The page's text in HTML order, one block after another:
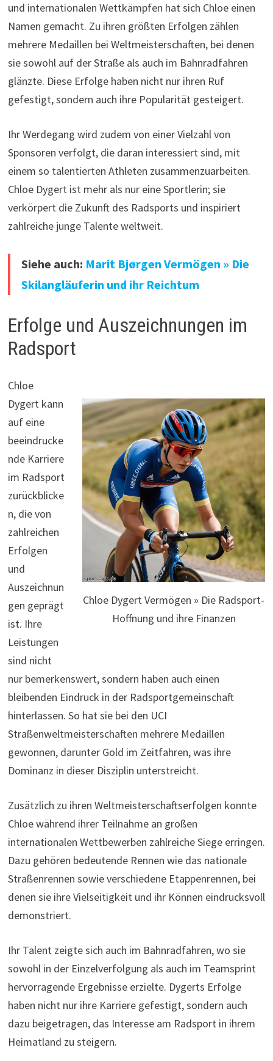
und internationalen Wettkämpfen hat sich Chloe einen
Namen gemacht. Zu ihren größten Erfolgen zählen
mehrere Medaillen bei Weltmeisterschaften, bei denen
sie sowohl auf der Straße als auch im Bahnradfahren
glänzte. Diese Erfolge haben nicht nur ihren Ruf
gefestigt, sondern auch ihre Popularität gesteigert.
Ihr Werdegang wird zudem von einer Vielzahl von
Sponsoren verfolgt, die daran interessiert sind, mit
einem so talentierten Athleten zusammenzuarbeiten.
Chloe Dygert ist mehr als nur eine Sportlerin; sie
verkörpert die Zukunft des Radsports und inspiriert
zahlreiche junge Talente weltweit.
Siehe auch: Marit Bjørgen Vermögen » Die
Skilangläuferin und ihr Reichtum
Erfolge und Auszeichnungen im
Radsport
Chloe Dygert Vermögen » Die Radsport-
Hoffnung und ihre Finanzen
Chloe
Dygert kann
auf eine
beeindrucke
nde Karriere
im Radsport
zurückblicke
n, die von
zahlreichen
Erfolgen
und
Auszeichnun
gen geprägt
ist. Ihre
Leistungen
sind nicht
nur bemerkenswert, sondern haben auch einen
bleibenden Eindruck in der Radsportgemeinschaft
hinterlassen. So hat sie bei den UCI
Straßenweltmeisterschaften mehrere Medaillen
gewonnen, darunter Gold im Zeitfahren, was ihre
Dominanz in dieser Disziplin unterstreicht.
Zusätzlich zu ihren Weltmeisterschaftserfolgen konnte
Chloe während ihrer Teilnahme an großen
internationalen Wettbewerben zahlreiche Siege erringen.
Dazu gehören bedeutende Rennen wie das nationale
Straßenrennen sowie verschiedene Etappenrennen, bei
denen sie ihre Vielseitigkeit und ihr Können eindrucksvoll
demonstriert.
Ihr Talent zeigte sich auch im Bahnradfahren, wo sie
sowohl in der Einzelverfolgung als auch im Teamsprint
hervorragende Ergebnisse erzielte. Dygerts Erfolge
haben nicht nur ihre Karriere gefestigt, sondern auch
dazu beigetragen, das Interesse am Radsport in ihrem
Heimatland zu steigern.